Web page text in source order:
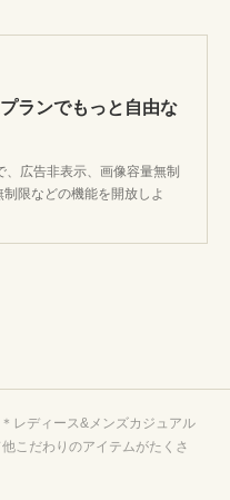
ランでもっと自由な
、広告非表示、画像容量無制
限などの機能を開放しよ
レディース&メンズカジュアル
こだわりのアイテムがたくさ